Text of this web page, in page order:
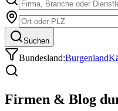
Suchen
Bundesland:Burgenland
Firmen & Blog